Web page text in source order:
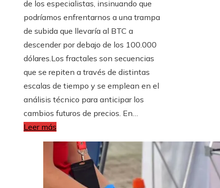
de los especialistas, insinuando que
podríamos enfrentarnos a una trampa
de subida que llevaría al BTC a
descender por debajo de los 100.000
dólares.Los fractales son secuencias
que se repiten a través de distintas
escalas de tiempo y se emplean en el
análisis técnico para anticipar los
cambios futuros de precios. En…
Leer más